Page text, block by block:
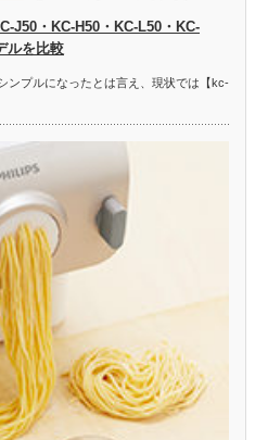
J50・KC-H50・KC-L50・KC-
ルを比較
ンプルになったとは言え、現状では【kc-